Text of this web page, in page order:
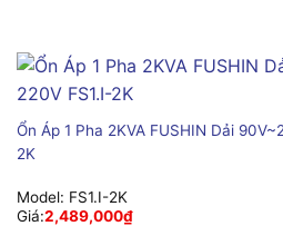
Ổn Áp 1 Pha 2KVA FUSHIN Dải
2K
Model: FS1.I-2K
Giá:2,489,000₫